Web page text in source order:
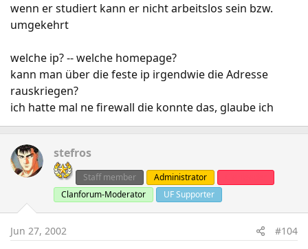
wenn er studiert kann er nicht arbeitslos sein bzw.
umgekehrt
welche ip? -- welche homepage?
kann man über die feste ip irgendwie die Adresse
rauskriegen?
ich hatte mal ne firewall die konnte das, glaube ich
stefros
Staff member Administrator
Clanforum-Moderator
UF Supporter
Jun 27, 2002 #104